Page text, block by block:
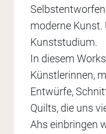
moderne Kunst.
Kunststudium.
In diesem
Künstlerinnen,
Entwürfe,
Quilts, die uns
Ahs einbringen